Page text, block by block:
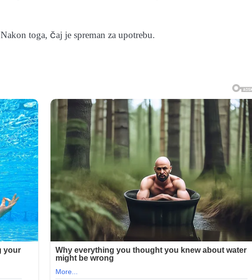
Nakon toga, čaj je spreman za upotrebu.